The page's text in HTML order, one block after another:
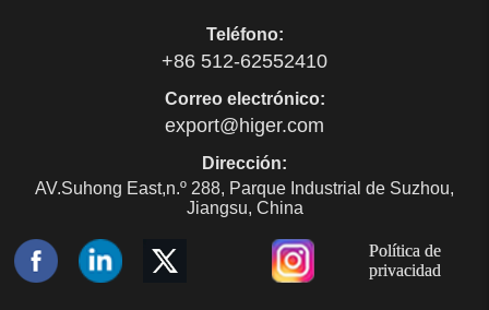
Teléfono:
+86 512-62552410
Correo electrónico:
export@higer.com
Dirección:
AV.Suhong East,n.º 288, Parque Industrial de Suzhou,
Jiangsu, China
Política de
privacidad